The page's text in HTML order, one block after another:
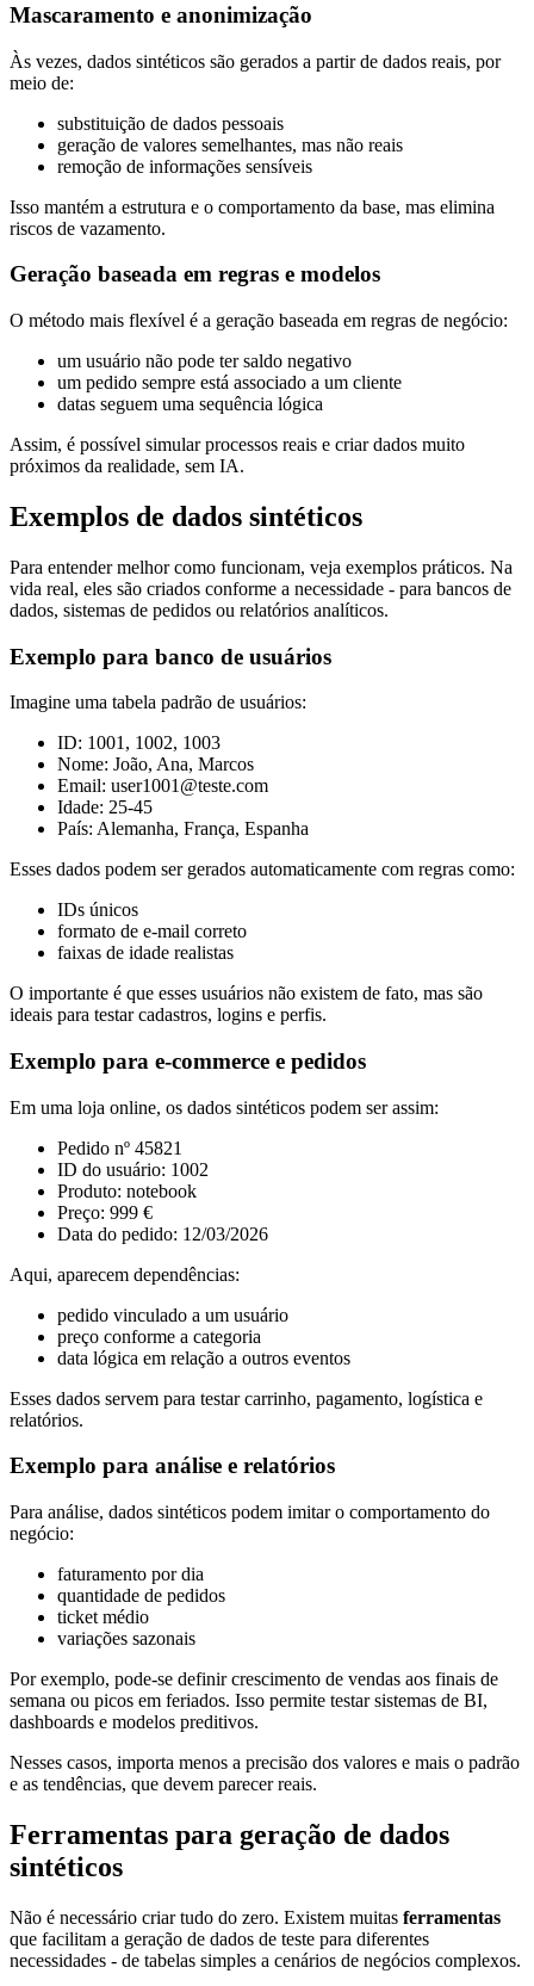
Mascaramento e anonimização
Às vezes, dados sintéticos são gerados a partir de dados reais, por
meio de:
substituição de dados pessoais
geração de valores semelhantes, mas não reais
remoção de informações sensíveis
Isso mantém a estrutura e o comportamento da base, mas elimina
riscos de vazamento.
Geração baseada em regras e modelos
O método mais flexível é a geração baseada em regras de negócio:
um usuário não pode ter saldo negativo
um pedido sempre está associado a um cliente
datas seguem uma sequência lógica
Assim, é possível simular processos reais e criar dados muito
próximos da realidade, sem IA.
Exemplos de dados sintéticos
Para entender melhor como funcionam, veja exemplos práticos. Na
vida real, eles são criados conforme a necessidade - para bancos de
dados, sistemas de pedidos ou relatórios analíticos.
Exemplo para banco de usuários
Imagine uma tabela padrão de usuários:
ID: 1001, 1002, 1003
Nome: João, Ana, Marcos
Email: user1001@teste.com
Idade: 25-45
País: Alemanha, França, Espanha
Esses dados podem ser gerados automaticamente com regras como:
IDs únicos
formato de e-mail correto
faixas de idade realistas
O importante é que esses usuários não existem de fato, mas são
ideais para testar cadastros, logins e perfis.
Exemplo para e-commerce e pedidos
Em uma loja online, os dados sintéticos podem ser assim:
Pedido nº 45821
ID do usuário: 1002
Produto: notebook
Preço: 999 €
Data do pedido: 12/03/2026
Aqui, aparecem dependências:
pedido vinculado a um usuário
preço conforme a categoria
data lógica em relação a outros eventos
Esses dados servem para testar carrinho, pagamento, logística e
relatórios.
Exemplo para análise e relatórios
Para análise, dados sintéticos podem imitar o comportamento do
negócio:
faturamento por dia
quantidade de pedidos
ticket médio
variações sazonais
Por exemplo, pode-se definir crescimento de vendas aos finais de
semana ou picos em feriados. Isso permite testar sistemas de BI,
dashboards e modelos preditivos.
Nesses casos, importa menos a precisão dos valores e mais o padrão
e as tendências, que devem parecer reais.
Ferramentas para geração de dados
sintéticos
Não é necessário criar tudo do zero. Existem muitas ferramentas
que facilitam a geração de dados de teste para diferentes
necessidades - de tabelas simples a cenários de negócios complexos.